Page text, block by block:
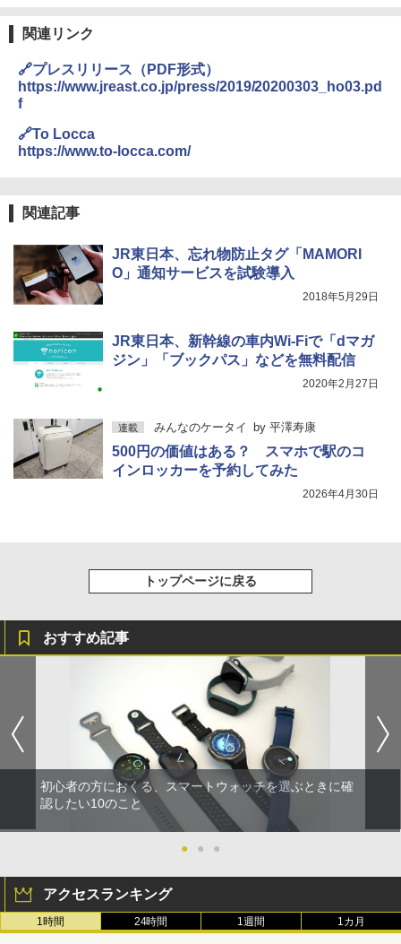
関連リンク
🔗プレスリリース（PDF形式）
https://www.jreast.co.jp/press/2019/20200303_ho03.pd
f
🔗To Locca
https://www.to-locca.com/
関連記事
JR東日本、忘れ物防止タグ「MAMORI
O」通知サービスを試験導入
2018年5月29日
JR東日本、新幹線の車内Wi-Fiで「dマガ
ジン」「ブックパス」などを無料配信
2020年2月27日
連載 みんなのケータイ by 平澤寿康
500円の価値はある？ スマホで駅のコ
インロッカーを予約してみた
2026年4月30日
トップページに戻る
おすすめ記事
初心者の方におくる、スマートウォッチを選ぶときに確
認したい10のこと
● ● ●
アクセスランキング
1時間 24時間 1週間 1カ月